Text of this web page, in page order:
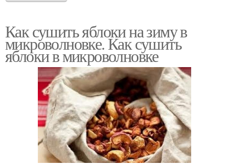
Как сушить яблоки на зиму в
микроволновке. Как сушить
яблоки в микроволновке